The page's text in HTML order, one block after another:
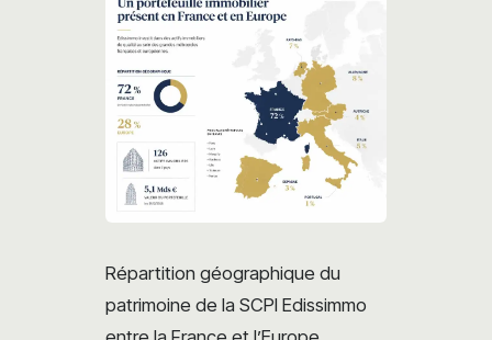
Répartition géographique du
patrimoine de la SCPI Edissimmo